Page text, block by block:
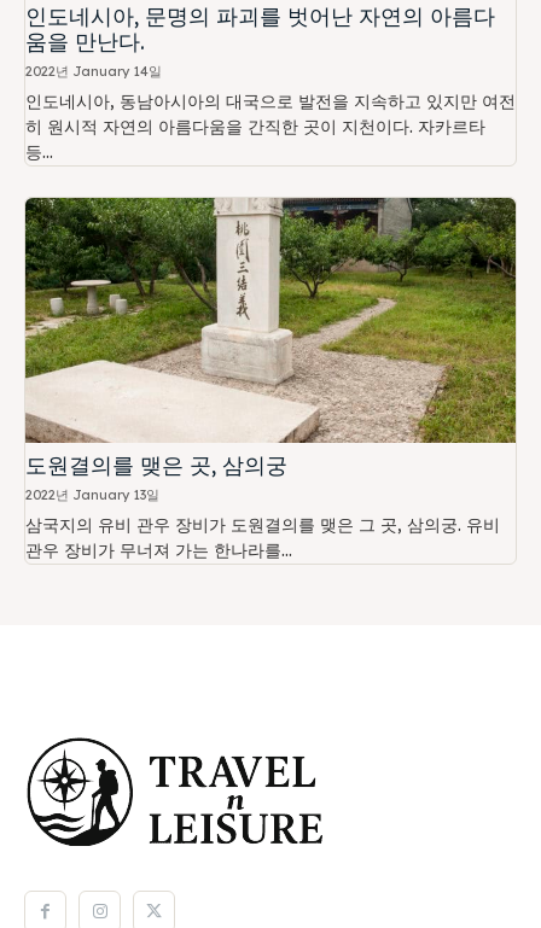
인도네시아, 문명의 파괴를 벗어난 자연의 아름다
움을 만난다.
2022년 January 14일
인도네시아, 동남아시아의 대국으로 발전을 지속하고 있지만 여전
히 원시적 자연의 아름다움을 간직한 곳이 지천이다. 자카르타
등...
도원결의를 맺은 곳, 삼의궁
2022년 January 13일
삼국지의 유비 관우 장비가 도원결의를 맺은 그 곳, 삼의궁. 유비
관우 장비가 무너져 가는 한나라를...